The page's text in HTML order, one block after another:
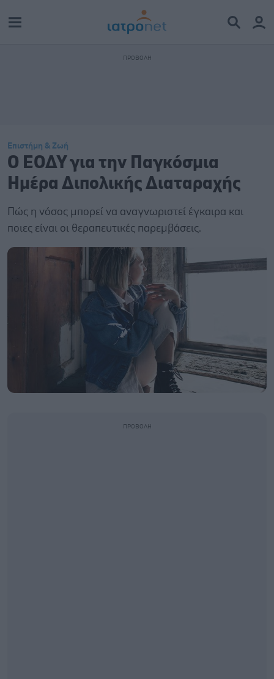
Επιστήμη & Ζωή
Ο ΕΟΔΥ για την Παγκόσμια
Ημέρα Διπολικής Διαταραχής
Πώς η νόσος μπορεί να αναγνωριστεί έγκαιρα και
ποιες είναι οι θεραπευτικές παρεμβάσεις.